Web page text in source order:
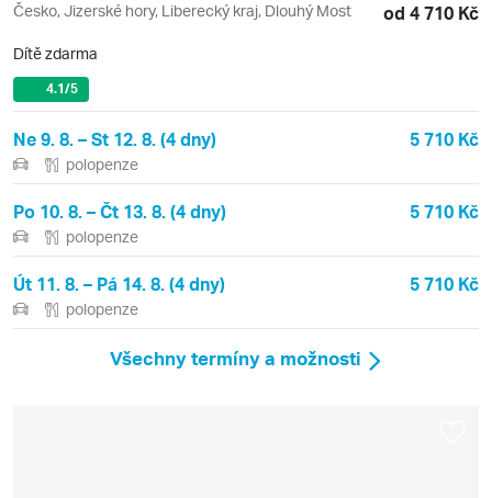
Česko, Jizerské hory, Liberecký kraj, Dlouhý Most od 4 710 Kč
Dítě zdarma
4.1/5
Ne 9. 8. – St 12. 8. (4 dny) 5 710 Kč
polopenze
Po 10. 8. – Čt 13. 8. (4 dny) 5 710 Kč
polopenze
Út 11. 8. – Pá 14. 8. (4 dny) 5 710 Kč
polopenze
Všechny termíny a možnosti